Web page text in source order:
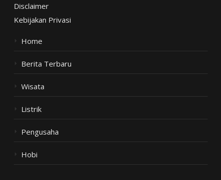
Disclaimer
Kebijakan Privasi
Home
Berita Terbaru
Wisata
Listrik
Pengusaha
Hobi